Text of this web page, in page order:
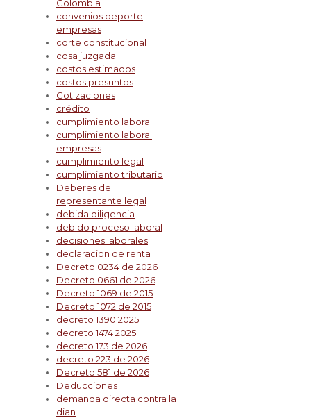
Colombia
convenios deporte
empresas
corte constitucional
cosa juzgada
costos estimados
costos presuntos
Cotizaciones
crédito
cumplimiento laboral
cumplimiento laboral
empresas
cumplimiento legal
cumplimiento tributario
Deberes del
representante legal
debida diligencia
debido proceso laboral
decisiones laborales
declaracion de renta
Decreto 0234 de 2026
Decreto 0661 de 2026
Decreto 1069 de 2015
Decreto 1072 de 2015
decreto 1390 2025
decreto 1474 2025
decreto 173 de 2026
decreto 223 de 2026
Decreto 581 de 2026
Deducciones
demanda directa contra la
dian